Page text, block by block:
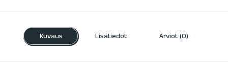
Kuvaus Lisätiedot Arviot (0)